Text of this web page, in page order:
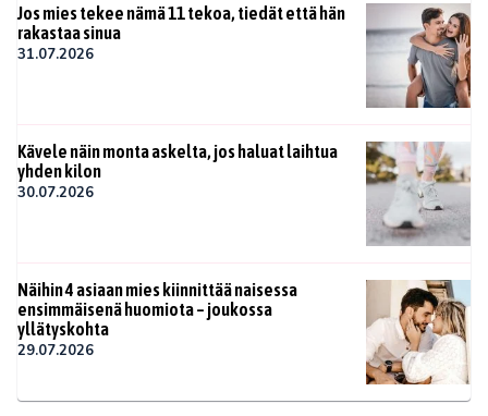
Jos mies tekee nämä 11 tekoa, tiedät että hän
rakastaa sinua
31.07.2026
Kävele näin monta askelta, jos haluat laihtua
yhden kilon
30.07.2026
Näihin 4 asiaan mies kiinnittää naisessa
ensimmäisenä huomiota – joukossa
yllätyskohta
29.07.2026